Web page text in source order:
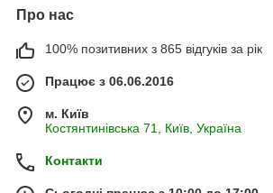
Про нас
100% позитивних з 865 відгуків за рік
Працює з 06.06.2016
м. Київ
Костянтинівська 71, Київ, Україна
Контакти